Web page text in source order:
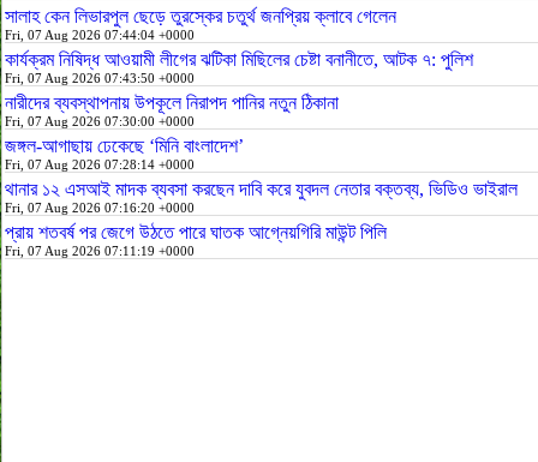
সালাহ কেন লিভারপুল ছেড়ে তুরস্কের চতুর্থ জনপ্রিয় ক্লাবে গেলেন
Fri, 07 Aug 2026 07:44:04 +0000
কার্যক্রম নিষিদ্ধ আওয়ামী লীগের ঝটিকা মিছিলের চেষ্টা বনানীতে, আটক ৭: পুলিশ
Fri, 07 Aug 2026 07:43:50 +0000
নারীদের ব্যবস্থাপনায় উপকূলে নিরাপদ পানির নতুন ঠিকানা
Fri, 07 Aug 2026 07:30:00 +0000
জঙ্গল-আগাছায় ঢেকেছে ‘মিনি বাংলাদেশ’
Fri, 07 Aug 2026 07:28:14 +0000
থানার ১২ এসআই মাদক ব্যবসা করছেন দাবি করে যুবদল নেতার বক্তব্য, ভিডিও ভাইরাল
Fri, 07 Aug 2026 07:16:20 +0000
প্রায় শতবর্ষ পর জেগে উঠতে পারে ঘাতক আগ্নেয়গিরি মাউন্ট পিলি
Fri, 07 Aug 2026 07:11:19 +0000